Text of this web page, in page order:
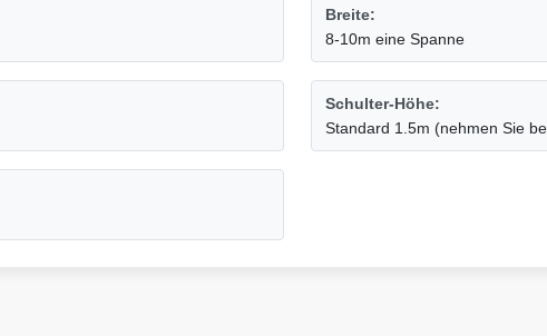
Breite:
8-10m eine Spanne
Schulter-Höhe:
Standard 1.5m (nehmen Sie